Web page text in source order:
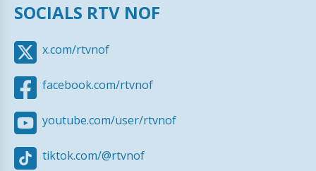
SOCIALS RTV NOF
x.com/rtvnof
facebook.com/rtvnof
youtube.com/user/rtvnof
tiktok.com/@rtvnof